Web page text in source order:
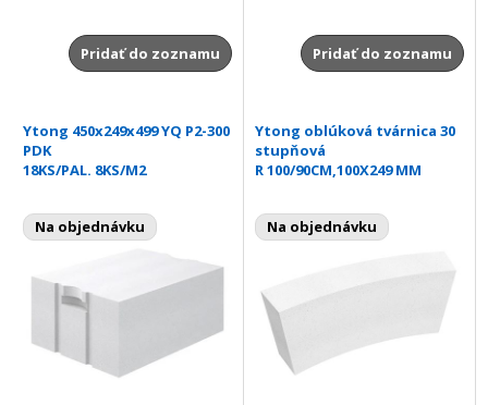
Pridať do zoznamu Pridať do zoznamu
Ytong 450x249x499 YQ P2-300
PDK
18KS/PAL. 8KS/M2
Na objednávku
Ytong oblúková tvárnica 30
stupňová
R 100/90CM,100X249 MM
Na objednávku